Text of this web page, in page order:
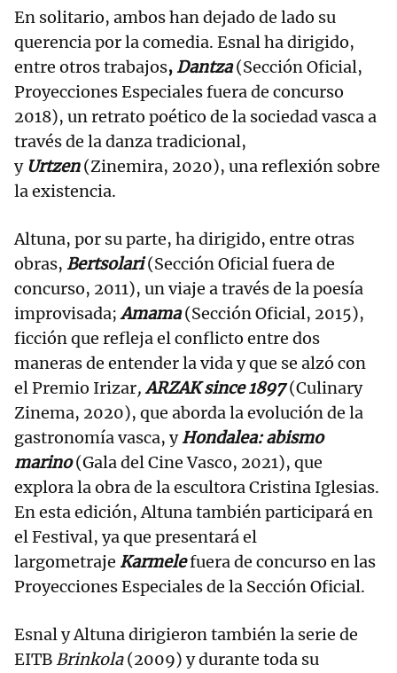
En solitario, ambos han dejado de lado su
querencia por la comedia. Esnal ha dirigido,
entre otros trabajos,Dantza (Sección Oficial,
Proyecciones Especiales fuera de concurso
2018), un retrato poético de la sociedad vasca a
través de la danza tradicional,
y Urtzen (Zinemira, 2020), una reflexión sobre
la existencia.
Altuna, por su parte, ha dirigido, entre otras
obras, Bertsolari(Sección Oficial fuera de
concurso, 2011), un viaje a través de la poesía
improvisada;Amama(Sección Oficial, 2015),
ficción que refleja el conflicto entre dos
maneras de entender la vida y que se alzó con
el Premio Irizar, ARZAK since 1897(Culinary
Zinema, 2020), que aborda la evolución de la
gastronomía vasca, yHondalea: abismo
marino (Gala del Cine Vasco, 2021), que
explora la obra de la escultora Cristina Iglesias.
En esta edición, Altuna también participará en
el Festival, ya que presentará el
largometraje Karmelefuera de concurso en las
Proyecciones Especiales de la Sección Oficial.
Esnal y Altuna dirigieron también la serie de
EITB Brinkola(2009) y durante toda su